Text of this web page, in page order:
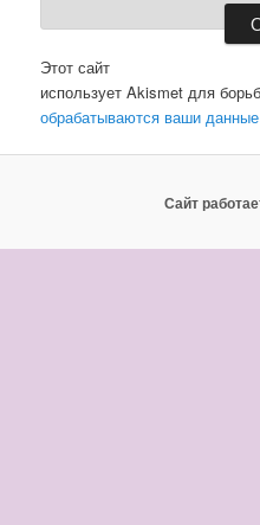
Этот сайт
использует Akismet для
обрабатываются ваши
Сайт